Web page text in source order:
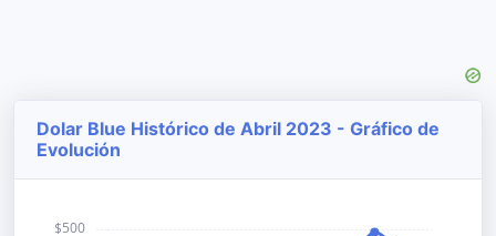
Dolar Blue Histórico de Abril 2023 - Gráfico de
Evolución